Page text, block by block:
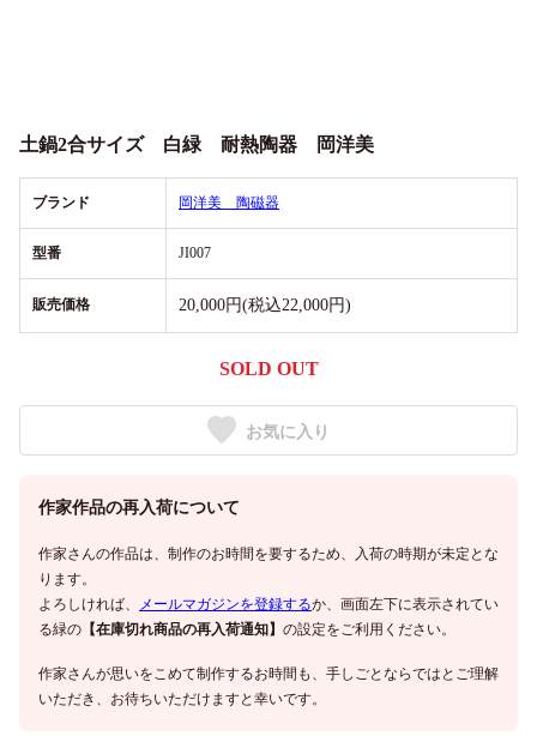
土鍋2合サイズ 白緑 耐熱陶器 岡洋美
ブランド 岡洋美 陶磁器
型番 JI007
販売価格 20,000円(税込22,000円)
SOLD OUT
お気に入り
作家作品の再入荷について
作家さんの作品は、制作のお時間を要するため、入荷の時期が未定とな
ります。
よろしければ、
メールマガジンを登録するか、画面左下に表示されてい
る緑の 【在庫切れ商品の再入荷通知】 の設定をご利用ください。
作家さんが思いをこめて制作するお時間も、手しごとならではとご理解
いただき、お待ちいただけますと幸いです。